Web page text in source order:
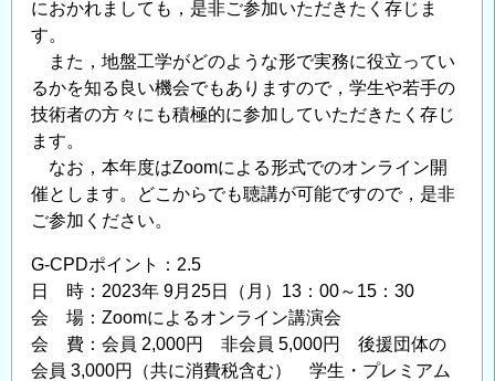
におかれましても，是非ご参加いただきたく存じま
す。
また，地盤工学がどのような形で実務に役立ってい
るかを知る良い機会でもありますので，学生や若手の
技術者の方々にも積極的に参加していただきたく存じ
ます。
なお，本年度はZoomによる形式でのオンライン開
催とします。どこからでも聴講が可能ですので，是非
ご参加ください。
G-CPDポイント：2.5
日 時：2023年 9月25日（月）13：00～15：30
会 場：Zoomによるオンライン講演会
会 費：会員 2,000円 非会員 5,000円 後援団体の
会員 3,000円（共に消費税含む） 学生・プレミアム